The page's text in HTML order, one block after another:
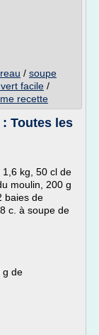
/ soupe
facile /
recette
Toutes les
kg, 50 cl de
moulin, 200 g
baies de
c. à soupe de
g de